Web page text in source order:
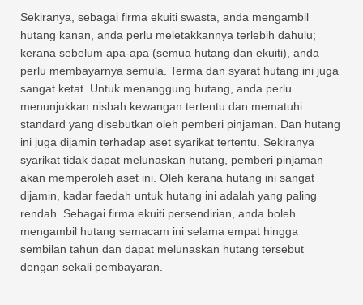
Sekiranya, sebagai firma ekuiti swasta, anda mengambil
hutang kanan, anda perlu meletakkannya terlebih dahulu;
kerana sebelum apa-apa (semua hutang dan ekuiti), anda
perlu membayarnya semula. Terma dan syarat hutang ini juga
sangat ketat. Untuk menanggung hutang, anda perlu
menunjukkan nisbah kewangan tertentu dan mematuhi
standard yang disebutkan oleh pemberi pinjaman. Dan hutang
ini juga dijamin terhadap aset syarikat tertentu. Sekiranya
syarikat tidak dapat melunaskan hutang, pemberi pinjaman
akan memperoleh aset ini. Oleh kerana hutang ini sangat
dijamin, kadar faedah untuk hutang ini adalah yang paling
rendah. Sebagai firma ekuiti persendirian, anda boleh
mengambil hutang semacam ini selama empat hingga
sembilan tahun dan dapat melunaskan hutang tersebut
dengan sekali pembayaran.